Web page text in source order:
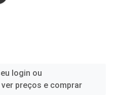
login ou
preços e comprar